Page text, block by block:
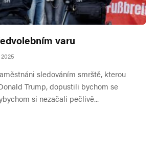
varu
2025
sledováním smrště, kterou
Trump, dopustili bychom se
si nezačali pečlivě...